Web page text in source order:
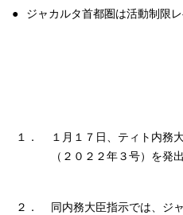
●
ジャカルタ首都圏は活動制限
１．
１月１７日、ティト内務
（２０２２年３号）を発
２．
同内務大臣指示では、ジ